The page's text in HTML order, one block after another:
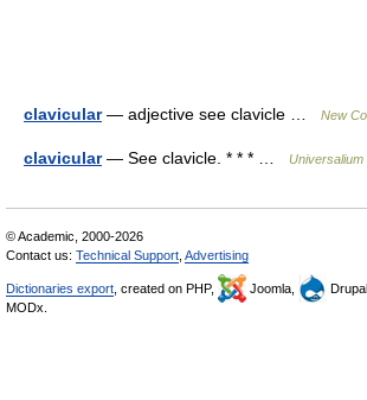
clavicular— adjective see clavicle … New
clavicular— See clavicle. * * * … Universalium
© Academic, 2000-2026
Contact us: Technical Support Advertising
Dictionaries export , created on PHP, Joomla, Drupal,
MODx.